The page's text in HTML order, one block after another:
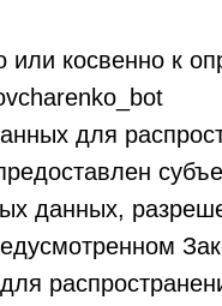
косвенно к
для
данных,